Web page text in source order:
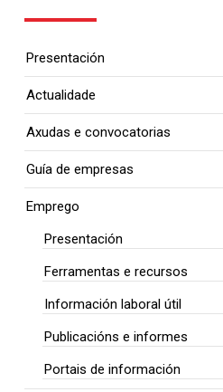
Presentación
Actualidade
Axudas e convocatorias
Guía de empresas
Emprego
Presentación
Ferramentas e recursos
Información laboral útil
Publicacións e informes
Portais de información